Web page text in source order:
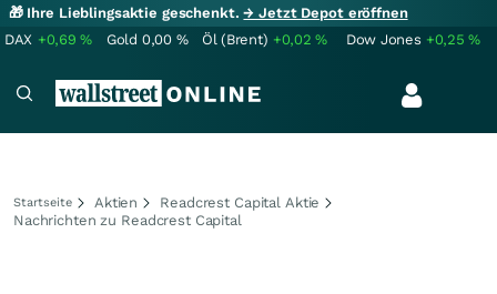
🎁 Ihre Lieblingsaktie geschenkt.→ Jetzt Depot eröffnen
DAX +0,69% Gold 0,00 % Öl (Brent) +0,02% Dow Jones +0,25%
Startseite Aktien
Readcrest Capital Aktie
Nachrichten zu Readcrest Capital